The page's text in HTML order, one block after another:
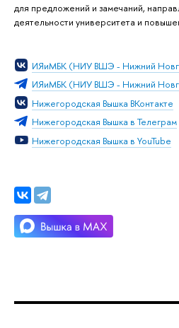
для предложений и замечаний,
деятельности университета и
ИЯиМБК (НИУ ВШЭ - Нижний
ИЯиМБК (НИУ ВШЭ - Нижний
Нижегородская Вышка ВКонтакте
Нижегородская Вышка в Телеграм
Нижегородская Вышка в YouTube